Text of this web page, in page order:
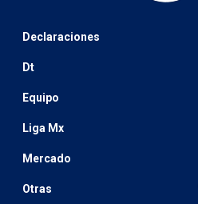
Declaraciones
Dt
Equipo
Liga Mx
Mercado
Otras